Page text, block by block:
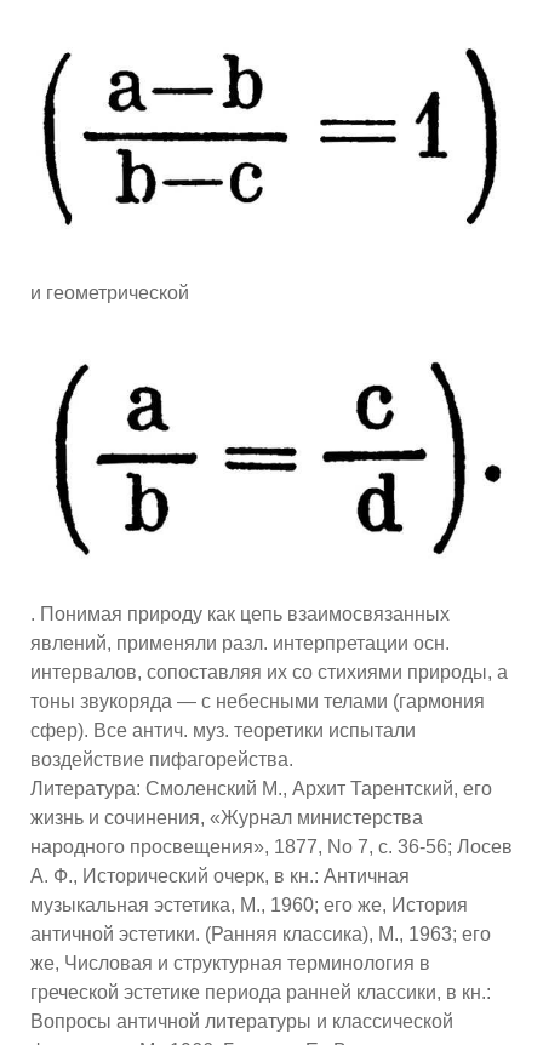
и геометрической
. Понимая природу как цепь взаимосвязанных
явлений, применяли разл. интерпретации осн.
интервалов, сопоставляя их со стихиями природы, а
тоны звукоряда — с небесными телами (гармония
сфер). Все антич. муз. теоретики испытали
воздействие пифагорейства.
Литература: Смоленский М., Архит Тарентский, его
жизнь и сочинения, «Журнал министерства
народного просвещения», 1877, No 7, с. 36-56; Лосев
А. Ф., Исторический очерк, в кн.: Античная
музыкальная эстетика, М., 1960; его же, История
античной эстетики. (Ранняя классика), М., 1963; его
же, Числовая и структурная терминология в
греческой эстетике периода ранней классики, в кн.:
Вопросы античной литературы и классической